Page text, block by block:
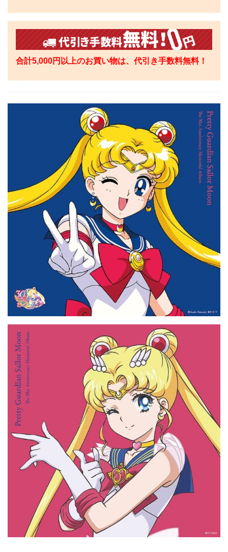
合計5,000円以上のお買い物は、代引き手数料無料！